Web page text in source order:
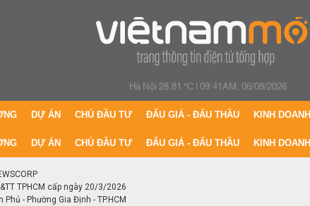
Hà Nội 28.81 °C|09:41AM, 06/08/2026
DỰ ÁN CHỦ ĐẦU TƯ ĐẤU GIÁ - ĐẤU THẦU KINH DOANH
DỰ ÁN CHỦ ĐẦU TƯ ĐẤU GIÁ - ĐẤU THẦU KINH DOANH
TPHCM cấp ngày 20/3/2026
- Phường Gia Định - TP.HCM